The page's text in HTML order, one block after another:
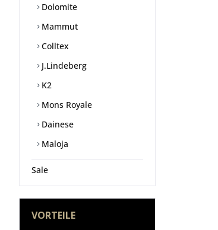
Dolomite
Mammut
Colltex
J.Lindeberg
K2
Mons Royale
Dainese
Maloja
Sale
VORTEILE